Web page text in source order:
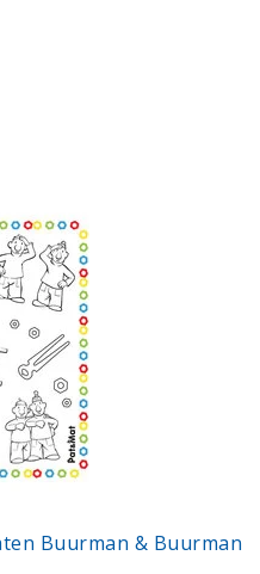
Buurman & Buurman